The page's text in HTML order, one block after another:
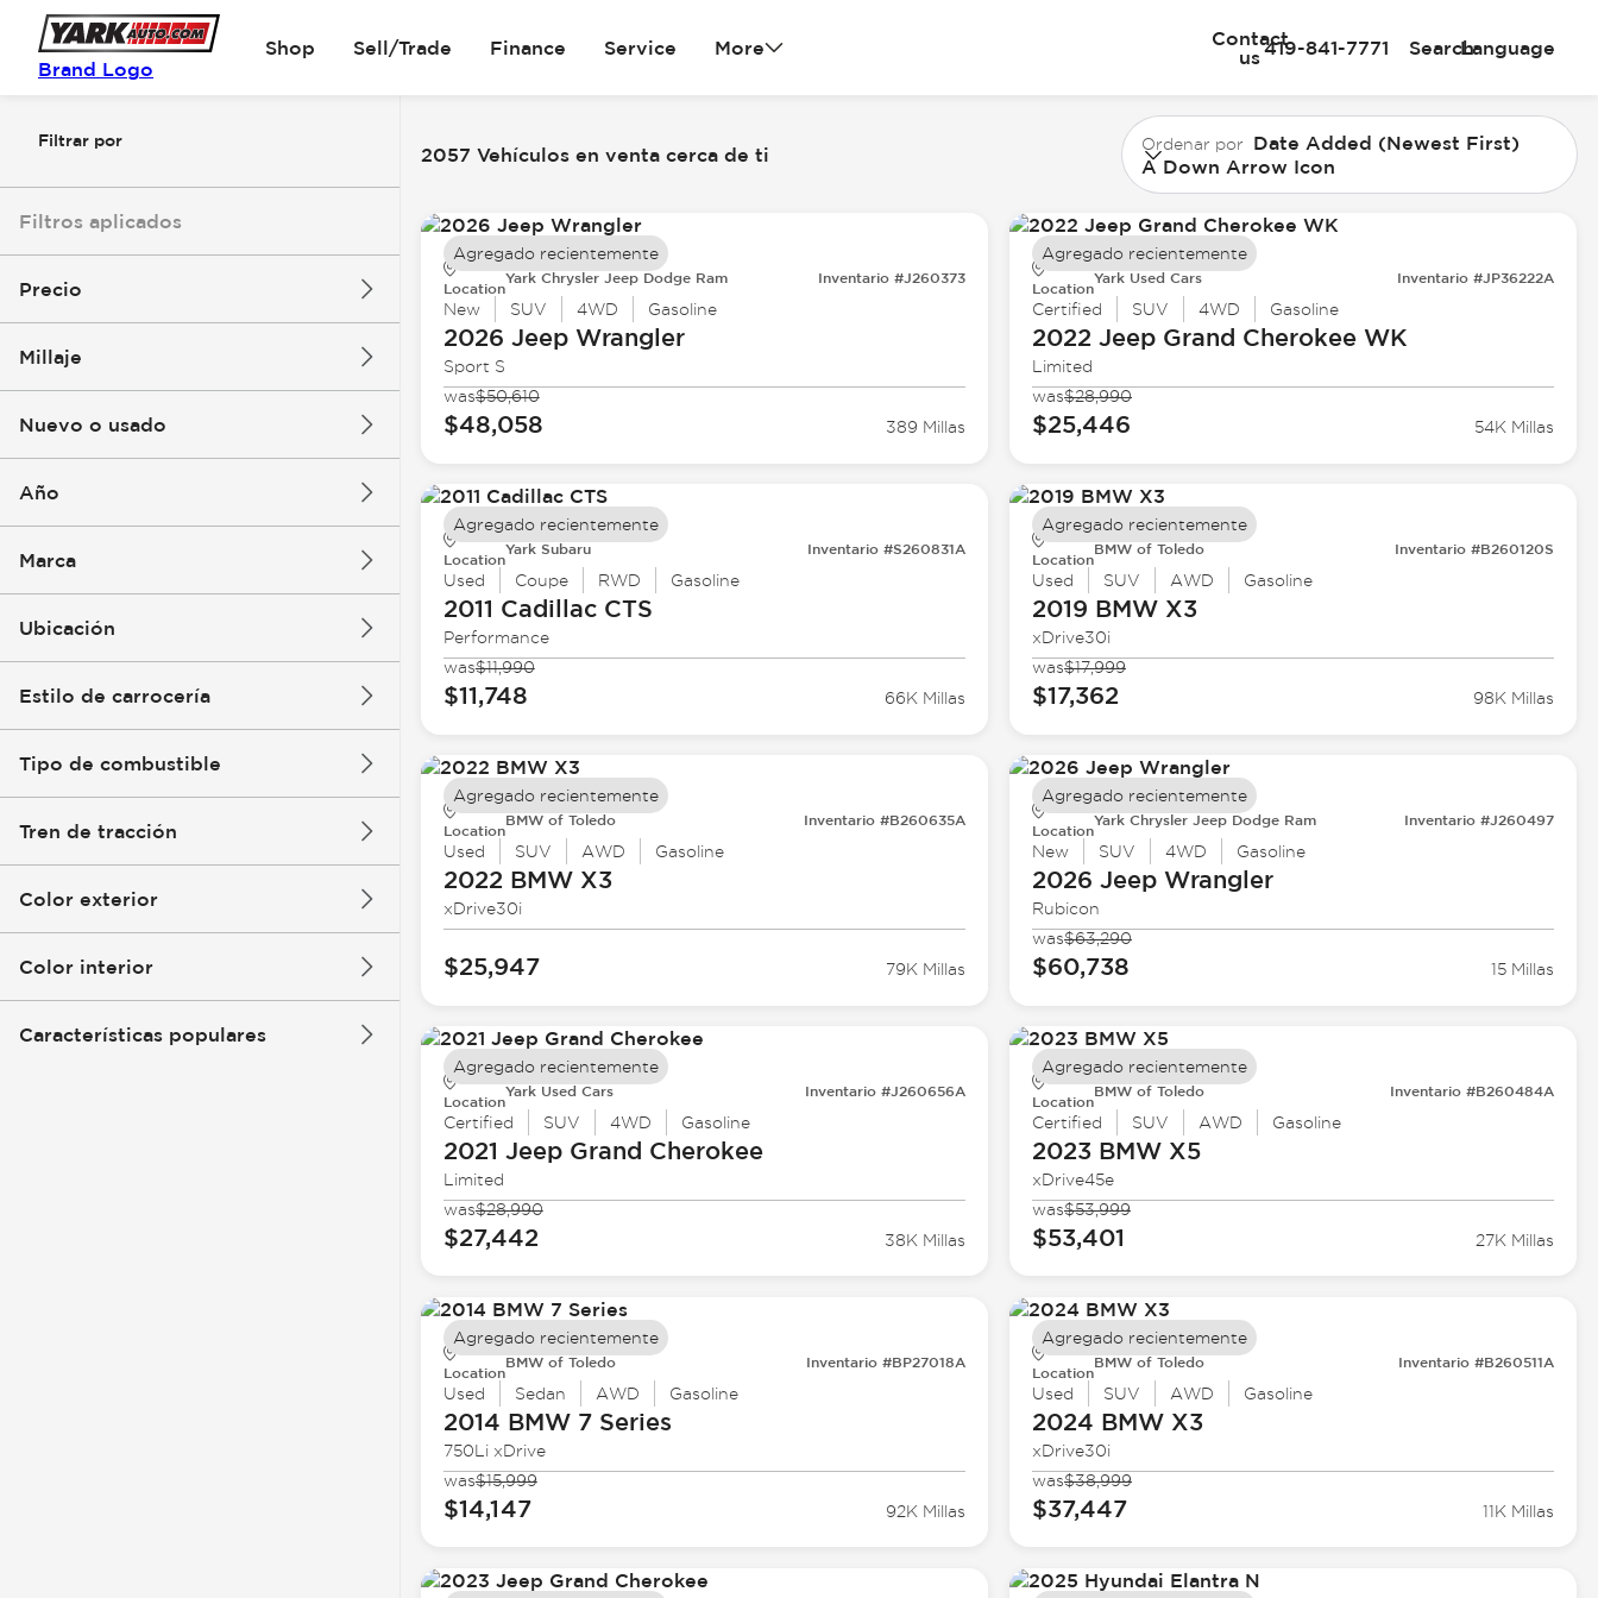
Brand Logo
Shop Sell/Trade Finance Service More
Contact
us419-841-7771 SearchLanguage
Filtrar por
Filtros aplicados
Precio
Millaje
Nuevo o usado
Año
Marca
Ubicación
Estilo de carrocería
Tipo de combustible
Tren de tracción
Color exterior
Color interior
Características populares
2057 Vehículos en venta cerca de ti Ordenar por Date Added (Newest First)
A Down Arrow Icon
Location
Yark Chrysler Jeep Dodge Ram Inventario #J260373
New SUV 4WD Gasoline
2026 JeepWrangler
Sport S
was$50,610
$48,058 389 Millas
Agregado recientemente
Location
Yark Used Cars Inventario #JP36222A
Certified SUV 4WD Gasoline
2022 JeepGrand Cherokee WK
Limited
was$28,990
$25,446 54K Millas
Agregado recientemente
Location
Yark Subaru Inventario #S260831A
Used Coupe RWD Gasoline
2011 CadillacCTS
Performance
was$11,990
$11,748 66K Millas
Agregado recientemente
Location
BMW of Toledo Inventario #B260120S
Used SUV AWD Gasoline
2019 BMWX3
xDrive30i
was$17,999
$17,362 98K Millas
Agregado recientemente
Location
BMW of Toledo Inventario #B260635A
Used SUV AWD Gasoline
2022 BMWX3
xDrive30i
$25,947 79K Millas
Agregado recientemente
Location
Yark Chrysler Jeep Dodge Ram Inventario #J260497
New SUV 4WD Gasoline
2026 JeepWrangler
Rubicon
was$63,290
$60,738 15 Millas
Agregado recientemente
Location
Yark Used Cars Inventario #J260656A
Certified SUV 4WD Gasoline
2021 JeepGrand Cherokee
Limited
was$28,990
$27,442 38K Millas
Agregado recientemente
Location
BMW of Toledo Inventario #B260484A
Certified SUV AWD Gasoline
2023 BMWX5
xDrive45e
was$53,999
$53,401 27K Millas
Agregado recientemente
Location
BMW of Toledo Inventario #BP27018A
Used Sedan AWD Gasoline
2014 BMW7 Series
750Li xDrive
was$15,999
$14,147 92K Millas
Agregado recientemente
Location
BMW of Toledo Inventario #B260511A
Used SUV AWD Gasoline
2024 BMWX3
xDrive30i
was$38,999
$37,447 11K Millas
Agregado recientemente